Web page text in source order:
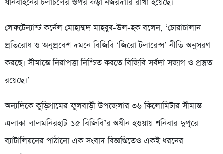
যানবাহনের চলাচলের ওপর কড়া নজরদারি রাখা হয়েছে।
লেফটেন্যান্ট কর্নেল মোহাম্মদ মাহবুব-উল-হক বলেন, ‘চোরাচালান
প্রতিরোধ ও অনুপ্রবেশ দমনে বিজিবি ‘জিরো টলারেন্স’ নীতি অনুসরণ
করছে। সীমান্তে নিরাপত্তা নিশ্চিত করতে বিজিবি সর্বদা সজাগ ও প্রস্তুত
রয়েছে।’
অন্যদিকে কুড়িগ্রামের ফুলবাড়ী উপজেলার ৩৬ কিলোমিটার সীমান্ত
এলাকা লালমনিরহাট-১৫ বিজিবি’র অধীন হওয়ায় শনিবার দুপুরে
ব্যাটালিয়নের পাঠানো এক সংবাদ বিজ্ঞপ্তিতেও একই ধরনের